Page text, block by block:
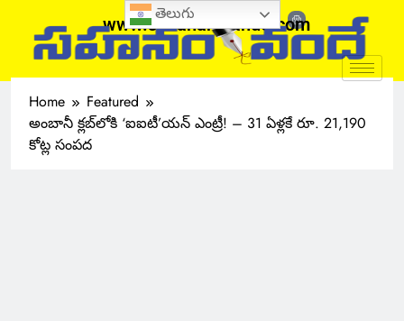
www.sahanamvande.com
Home
Featured
అంబానీ క్లబ్‌లోకి ‘ఐఐటీ’యన్ ఎంట్రీ! – 31 ఏళ్లకే రూ. 21,190
కోట్ల సంపద
తెలుగు